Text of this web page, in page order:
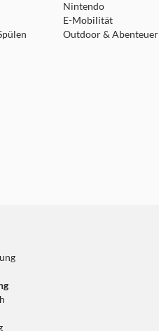
Nintendo
E-Mobilität
Outdoor & Abenteuer